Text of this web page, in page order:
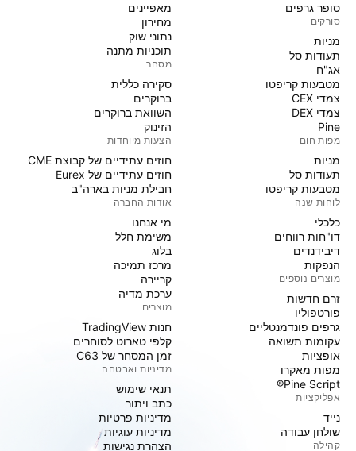
סופר גרפים
סורקים
מניות‏
תעודות סל
אג"ח
מטבעות קריפטו
צמדי CEX
צמדי DEX
Pine
מפות חום
מניות‏
תעודות סל
מטבעות קריפטו
לוחות שנה
כלכלי
דו"חות רווחים
דיבידנדים
הנפקות
מוצרים נוספים
זרם חדשות
פורטפוליו
גרפים פונדמנטליים
עקומות תשואה
אופציות
מפות מאקרו
Pine Script®
אפליקציות
נייד
שולחן עבודה
קהילה
מאפיינים
מחירון
נתוני שוק
תוכניות מתנה
מסחר
סקירה כללית
ברוקרים
השוואת ברוקרים
הזינוק
הצעות מיוחדות
חוזים עתידיים של קבוצת CME
חוזים עתידיים של Eurex
חבילת מניות בארה"ב
אודות החברה
מי אנחנו
משימת חלל
בלוג
מרכז תמיכה
קריירה
ערכת מדיה
מוצרים
חנות TradingView
קלפי טארוט לסוחרים
זמן המסחר של C63
מדיניות ואבטחה
תנאי שימוש
כתב ויתור
מדיניות פרטיות
מדיניות עוגיות
הצהרת נגישות